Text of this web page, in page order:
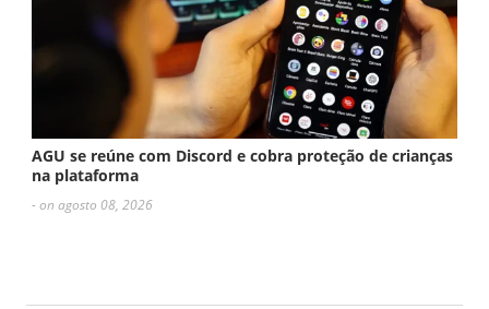
AGU se reúne com Discord e cobra proteção de crianças
na plataforma
- on agosto 08, 2026